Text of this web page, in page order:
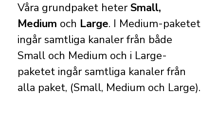
Våra grundpaket heter Small,
Medium och Large. I Medium-paketet
ingår samtliga kanaler från både
Small och Medium och i Large-
paketet ingår samtliga kanaler från
alla paket, (Small, Medium och Large).